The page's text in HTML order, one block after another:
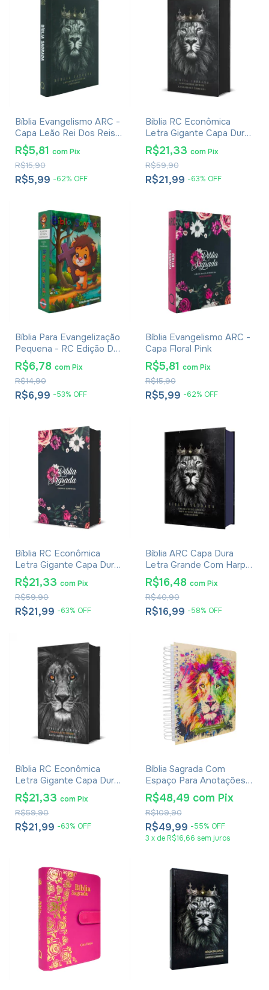
Bíblia Evangelismo ARC -
Capa Leão Rei Dos Reis -
Edição De Bolso
R$5,99 -62% OFF
R$15,90
R$5,81 comPix
Bíblia RC Econômica
Letra Gigante Capa Dura
Com Harpa E Corinhos
Leão Rei dos Reis
R$21,99 -63% OFF
R$59,90
R$21,33 com Pix
Bíblia Para Evangelização
Pequena - RC Edição De
Promessas - Capa
Infantil
R$6,99 -53% OFF
R$14,90
R$6,78 comPix
Bíblia Evangelismo ARC -
Capa Floral Pink
R$5,99 -62% OFF
R$15,90
R$5,81 com Pix
Bíblia RC Econômica
Letra Gigante Capa Dura
Com Harpa E Corinhos
Flores Pink
R$21,99 -63% OFF
R$59,90
R$21,33 comPix
Bíblia ARC Capa Dura
Letra Grande Com Harpa
- Textos Coloridos - Leão
Rei Dos Reis
R$16,99 -58% OFF
R$40,90
R$16,48 com Pix
Bíblia RC Econômica
Letra Gigante Capa Dura
Com Harpa E Corinhos
Leão PB
R$21,99 -63% OFF
R$59,90
R$21,33 comPix
Bíblia Sagrada Com
Espaço Para Anotações
Harpa Avivada E Corinhos
Lion Colors
R$49,99 -55% OFF
R$109,90
R$48,49 com Pix
3 x de R$16,66 sem juros